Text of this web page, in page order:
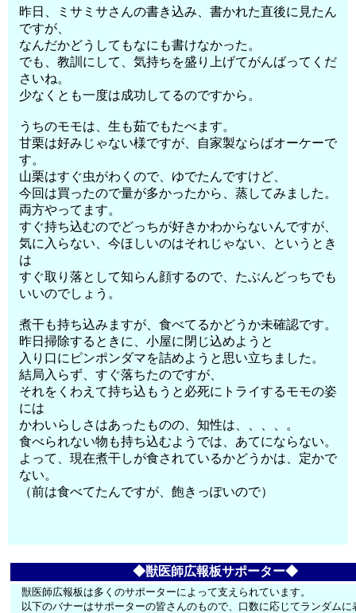
昨日、ミサミサさんの書き込み、書かれた直後に見たん
ですが、
なんだかどうしてもなにも書けなかった。
でも、教訓にして、気持ちを盛り上げてがんばってくだ
さいね。
少なくとも一度は成功してるのですから。
うちのモモは、生も茹でもたべます。
甘栗は好みじゃない様ですが、自家製ならばオーケーで
す。
山栗はすぐ虫がわくので、ゆでたんですけど、
今回は買ったので量が多かったから、蒸してみました。
両方やってます。
すぐ持ち込むのでどっちが好きかわからないんですが、
気に入らない、今ほしいのはそれじゃない、というとき
は
すぐ取り落として知らん顔するので、たぶんどっちでも
いいのでしょう。
煮干も持ち込みますが、食べてるかどうか未確認です。
昨日掃除するときに、小屋に閉じ込めようと
入り口にピンポンダマを詰めようと思い立ちました。
結局入らず、すぐ落ちたのですが、
それをくわえて持ち込もうと必死にトライするモモの姿
には
かわいらしさはあったものの、知性は、、、、。
食べられない物も持ち込むようでは、あてにならない。
よって、現在煮干しが食されているかどうかは、定かで
ない。
（前は食べてたんですが、飽きっぽいので）
◆獣医師広報板サポーター◆
獣医師広報板は多くのサポーターによって支えられています。
以下のバナーはサポーターの皆さんのもので、口数に応じてランダムに